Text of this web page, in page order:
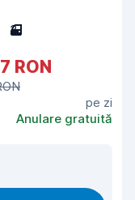
3
RON
pe zi
Anulare gratuită